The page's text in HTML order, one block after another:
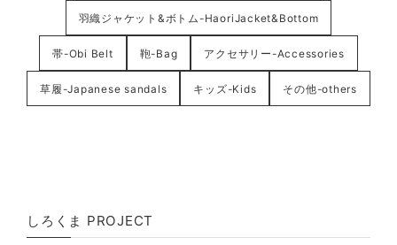
羽織ジャケット&ボトム-HaoriJacket&Bottom
帯-Obi Belt 鞄-Bag アクセサリー-Accessories
草履-Japanese sandals キッズ-Kids その他-others
しろくま PROJECT